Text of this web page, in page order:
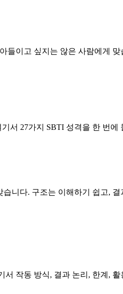
들이고 싶지는 않은 사람에게
서 27가지 SBTI 성격을 한 번
니다. 구조는 이해하기 쉽고,
작동 방식, 결과 논리, 한계,